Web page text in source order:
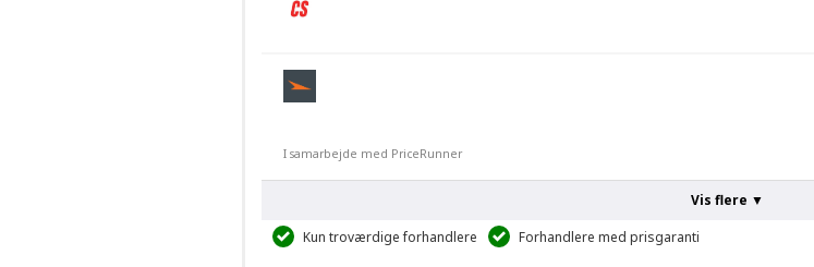
I samarbejde med PriceRunner
Vis flere ▼
Kun troværdige forhandlere
Forhandlere med prisgaranti